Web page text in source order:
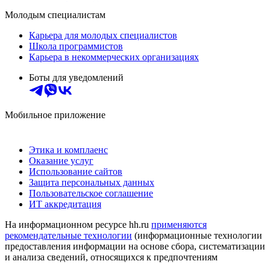
Молодым специалистам
Карьера для молодых специалистов
Школа программистов
Карьера в некоммерческих организациях
Боты для уведомлений
Мобильное приложение
Этика и комплаенс
Оказание услуг
Использование сайтов
Защита персональных данных
Пользовательское соглашение
ИТ аккредитация
На информационном ресурсе hh.ru применяются
рекомендательные технологии (информационные технологии
предоставления информации на основе сбора, систематизации
и анализа сведений, относящихся к предпочтениям